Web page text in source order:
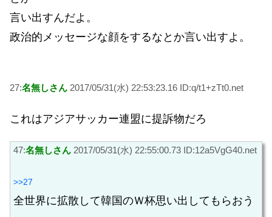
言い出すんだよ。
政治的メッセージな顔をするなとか言い出すよ。
27:名無しさん 2017/05/31(水) 22:53:23.16 ID:q/t1+zTt0.net
これはアジアサッカー連盟に提訴物だろ
47:名無しさん 2017/05/31(水) 22:55:00.73 ID:12a5VgG40.net
>>27
全世界に拡散して韓国のＷ杯思い出してもらおう